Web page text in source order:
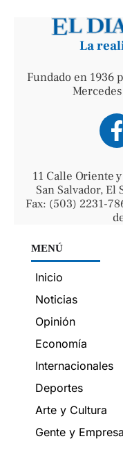
La
Fundado en 1936
11 Calle Oriente
San Salvador, El
Fax: (503) 2231-
MENÚ
Inicio
Noticias
Opinión
Economía
Internacionales
Deportes
Arte y Cultura
Gente y Empresa